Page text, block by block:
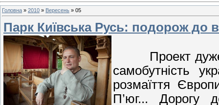
Головна » 2010 » Вересень » 05
Парк Київська Русь: подорож до
Проект дуже
самобутність
розмаїття
П’юг... Дорогу